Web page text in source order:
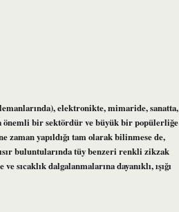
elektronikte, mimaride, sanatta,
önemli bir sektördür ve büyük bir popülerliğe
yapıldığı tam olarak bilinmese de,
buluntularında tüy benzeri renkli zikzak
dalgalanmalarına dayanıklı, ışığı